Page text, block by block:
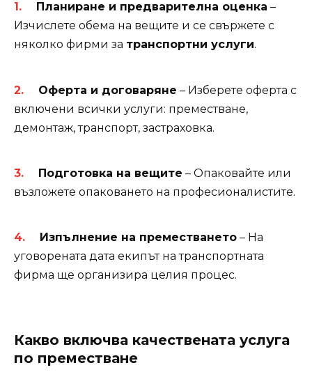
Планиране и предварителна оценка –
Изчислете обема на вещите и се свържете с
няколко фирми за транспортни услуги.
Оферта и договаряне – Изберете оферта с
включени всички услуги: преместване,
демонтаж, транспорт, застраховка.
Подготовка на вещите – Опаковайте или
възложете опаковането на професионалистите.
Изпълнение на преместването– На
уговорената дата екипът на транспортната
фирма ще организира целия процес.
Какво включва качествената услуга
по преместване